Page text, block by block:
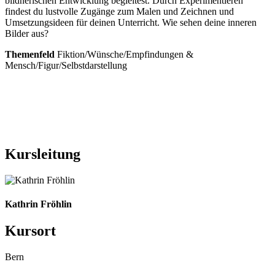
findest du lustvolle Zugänge zum Malen und Zeichnen und
Umsetzungsideen für deinen Unterricht. Wie sehen deine inneren
Bilder aus?
Themenfeld Fiktion/Wünsche/Empfindungen &
Mensch/Figur/Selbstdarstellung
Kursleitung
Kathrin Fröhlin
Kursort
Bern